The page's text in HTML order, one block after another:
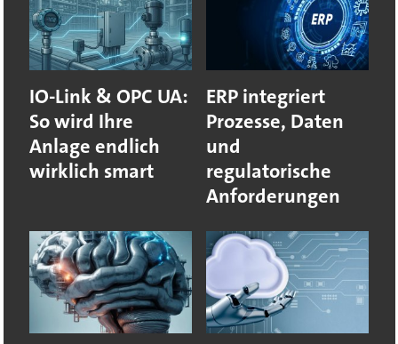
IO-Link & OPC UA:
So wird Ihre
Anlage endlich
wirklich smart
ERP integriert
Prozesse, Daten
und
regulatorische
Anforderungen